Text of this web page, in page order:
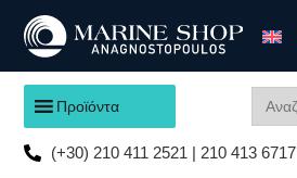
Προϊόντα
for:
(+30) 210 411 2521 | 210 413 6717